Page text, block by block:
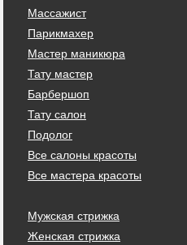
Массажист
Парикмахер
Мастер маникюра
Тату мастер
Барбершоп
Тату салон
Подолог
Все салоны красоты
Все мастера красоты
Мужская стрижка
Женская стрижка